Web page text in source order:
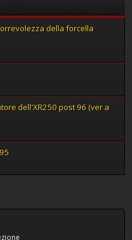
della forcella
dell'XR250 post 96 (ver a